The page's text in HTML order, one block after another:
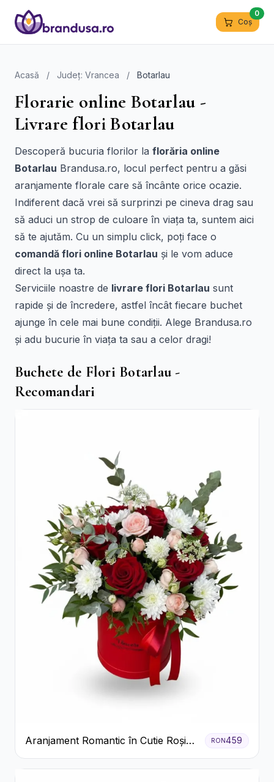
Coș
0
Acasă / Județ: Vrancea / Botarlau
Florarie online Botarlau -
Livrare flori Botarlau
Descoperă bucuria florilor la florăria online
Botarlau Brandusa.ro, locul perfect pentru a găsi
aranjamente florale care să încânte orice ocazie.
Indiferent dacă vrei să surprinzi pe cineva drag sau
să aduci un strop de culoare în viața ta, suntem aici
să te ajutăm. Cu un simplu click, poți face o
comandă flori online Botarlau și le vom aduce
direct la ușa ta.
Serviciile noastre de livrare flori Botarlau sunt
rapide și de încredere, astfel încât fiecare buchet
ajunge în cele mai bune condiții. Alege Brandusa.ro
și adu bucurie în viața ta sau a celor dragi!
Buchete de Flori Botarlau -
Recomandari
Aranjament Romantic în Cutie Roșie
cu Trandafiri și Crizanteme
RON459